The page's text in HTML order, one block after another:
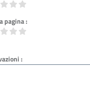
pagina :
: